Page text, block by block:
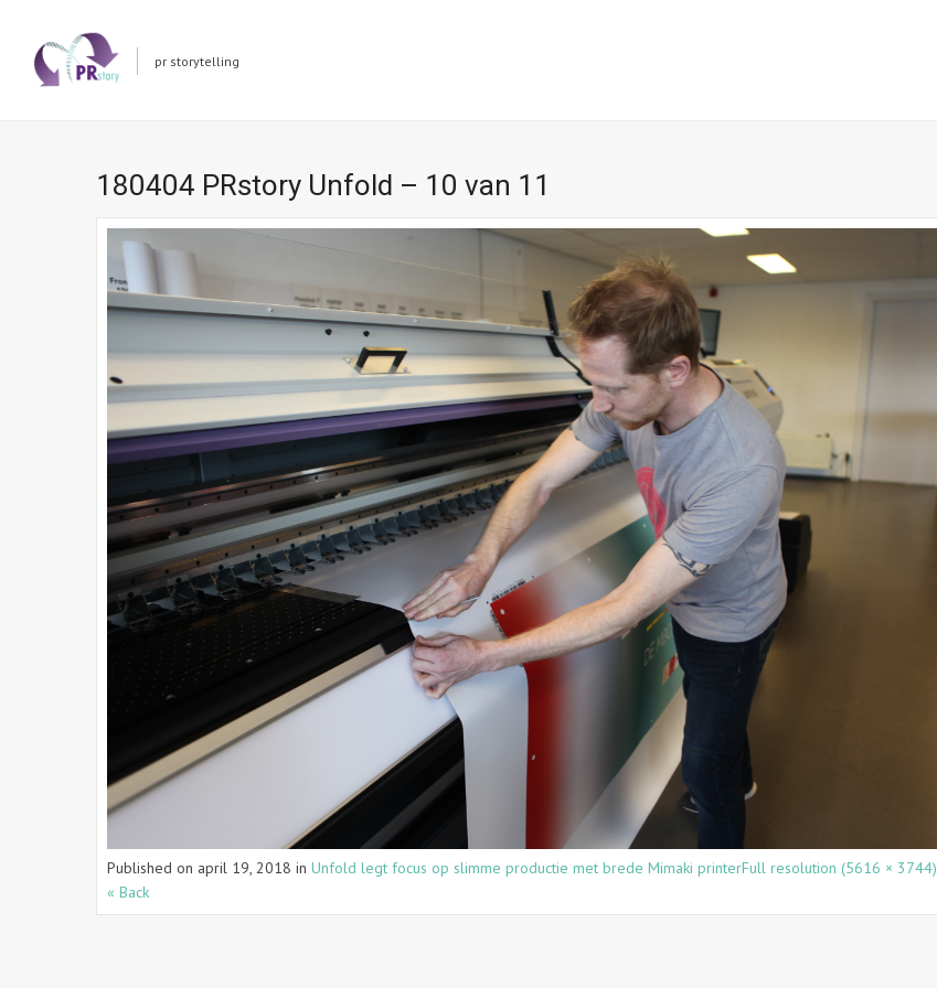
pr storytelling
180404 PRstory Unfold – 10 van 11
Published on april 19, 2018 in Unfold legt focus op slimme productie met brede Mimaki printerFull resolution (5616 × 3744)
« Back